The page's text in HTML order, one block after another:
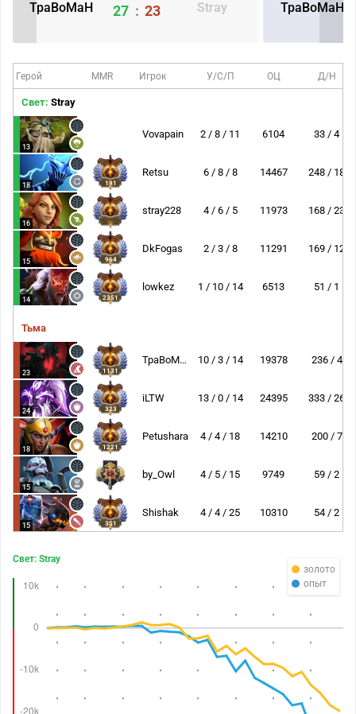
TpaBoMaH Stray
27 : 23 TpaBoMaH
Герой MMR Игрок У/С/П ОЦ Д/Н
Свет: Stray
13
Vovapain 2 / 8 / 11 6104 33 / 4
18 191
Retsu 6 / 8 / 8 14467 248 / 18
16
stray228 4 / 6 / 5 11973 168 / 23
15 964
DkFogas 2 / 3 / 8 11291 169 / 12
14 2351
lowkez 1 / 10 / 14 6513 51 / 1
Тьма
23 1131
TpaBoMaH 10 / 3 / 14 19378 236 / 4
24 323
iLTW 13 / 0 / 14 24395 333 / 26
18 1221
Petushara 4 / 4 / 18 14210 200 / 7
15
by_Owl 4 / 5 / 15 9749 59 / 2
15 351
Shishak 4 / 4 / 25 10310 54 / 2
золото
опыт
Свет: Stray